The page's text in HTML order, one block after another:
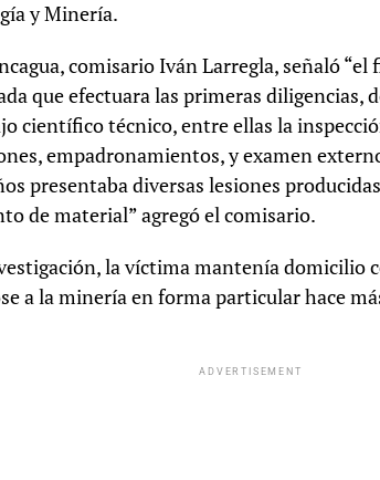
y Minería.
comisario Iván Larregla, señaló
que efectuara las primeras diligencias,
científico técnico, entre ellas la
empadronamientos, y examen
presentaba diversas lesiones
de material” agregó el comisario.
la víctima mantenía domicilio
a la minería en forma particular hace
ADVERTISEMENT